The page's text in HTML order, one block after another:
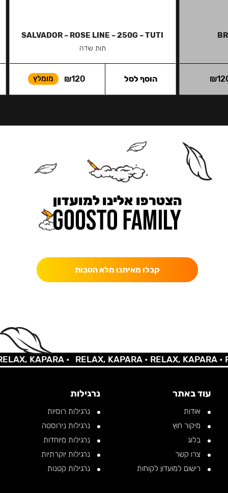
₪
SALVADOR – ROSE LINE – 250G – TUTI
תות שדה
₪120 מומלץ הוסף לסל
הצטרפו אלינו למועדון
קבלו מאיתנו מלא הטבות
KAPARA • RELAX, KAPARA •RELAX, KAPARA •
עוד באתר
אודות
מיקור חוץ
בלוג
צרו קשר
רישום למועדון לקוחות
נרגילות
נרגילות רוסיות
נרגילות נירוסטה
נרגילות מיוחדות
נרגילות יוקרתיות
נרגילות קטנות